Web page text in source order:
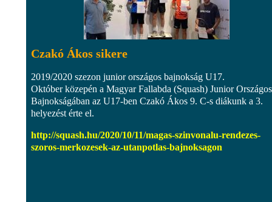
Czakó Ákos sikere
2019/2020 szezon junior országos bajnokság U17.
Október közepén a Magyar Fallabda (Squash) Junior Országos
Bajnokságában az U17-ben Czakó Ákos 9. C-s diákunk a 3.
helyezést érte el.
http://squash.hu/2020/10/11/magas-szinvonalu-rendezes-
szoros-merkozesek-az-utanpotlas-bajnoksagon